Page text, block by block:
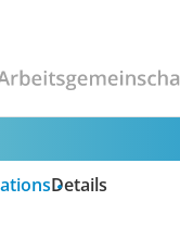
Details